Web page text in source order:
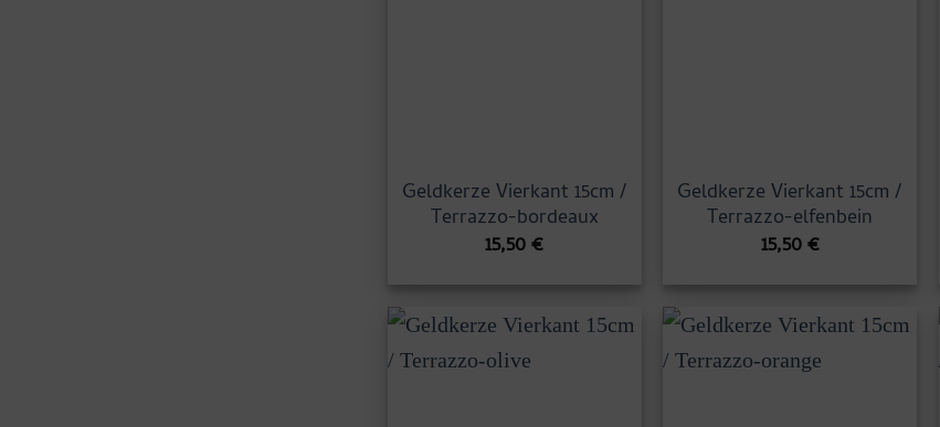
Geldkerze Vierkant 15cm /
Terrazzo-bordeaux
15,50€
Geldkerze Vierkant 15cm /
Terrazzo-elfenbein
15,50€